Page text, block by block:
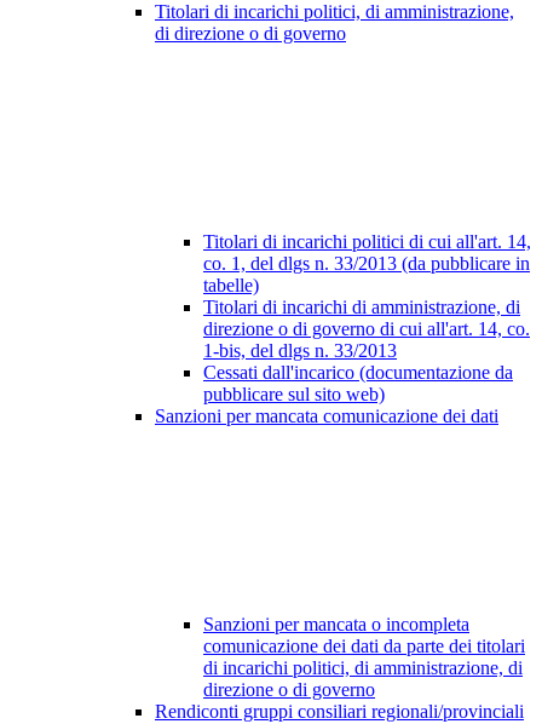
Titolari di incarichi politici, di amministrazione,
di direzione o di governo
Titolari di incarichi politici di cui all'art. 14,
co. 1, del dlgs n. 33/2013 (da pubblicare in
tabelle)
Titolari di incarichi di amministrazione, di
direzione o di governo di cui all'art. 14, co.
1-bis, del dlgs n. 33/2013
Cessati dall'incarico (documentazione da
pubblicare sul sito web)
Sanzioni per mancata comunicazione dei dati
Sanzioni per mancata o incompleta
comunicazione dei dati da parte dei titolari
di incarichi politici, di amministrazione, di
direzione o di governo
Rendiconti gruppi consiliari regionali/provinciali